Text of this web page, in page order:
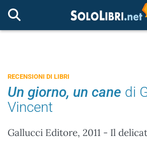
RECENSIONI DI LIBRI
Un giorno, un cane di
Vincent
Gallucci Editore, 2011 - Il